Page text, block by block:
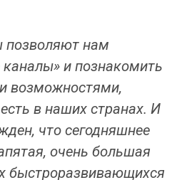
нам
и познакомить
возможностями,
в наших странах. И
что сегодняшнее
очень большая
быстроразвивающихся